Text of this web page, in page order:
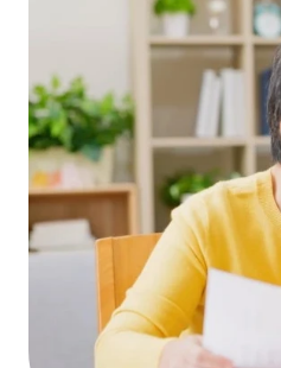
隽悦
隽康颐庭 - 护理
日间照护及训练
房协友里
房协长者安居资源
住宅单位
乐颐居 │ 将军
隽康颐庭 - 护理